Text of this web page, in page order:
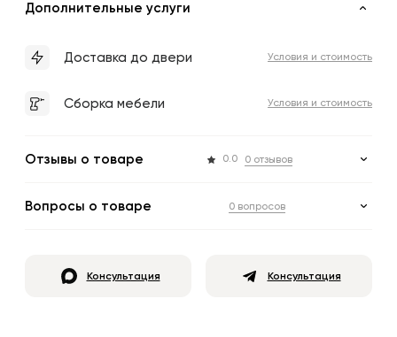
Дополнительные услуги
Доставка до двери Условия и стоимость
Сборка мебели Условия и стоимость
Отзывы о товаре 0.0 0 отзывов
Вопросы о товаре 0 вопросов
Консультация Консультация